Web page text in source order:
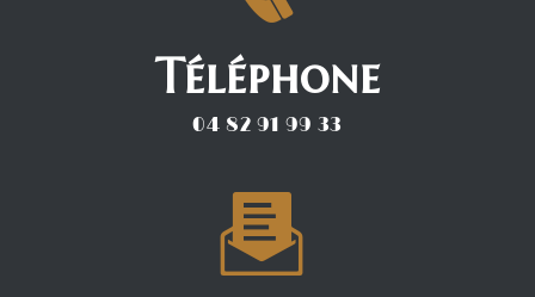
Téléphone
04 82 91 99 33